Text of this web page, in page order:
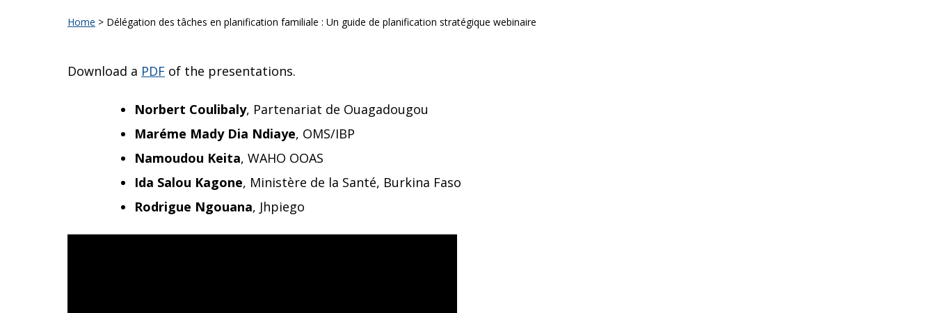
Home > Délégation des tâches en planification familiale : Un guide de planification stratégique webinaire
Download a PDF of the presentations.
Norbert Coulibaly, Partenariat de Ouagadougou
Maréme Mady Dia Ndiaye, OMS/IBP
Namoudou Keita, WAHO OOAS
Ida Salou Kagone, Ministère de la Santé, Burkina Faso
Rodrigue Ngouana, Jhpiego